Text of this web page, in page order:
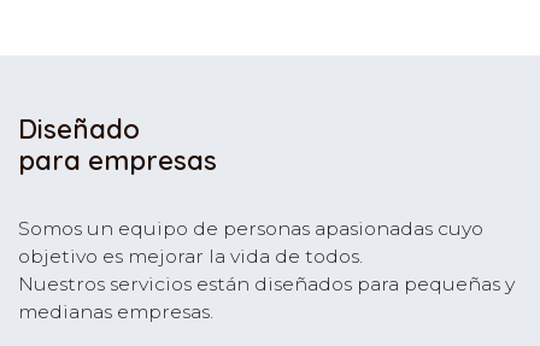
Diseñado
para empresas
Somos un equipo de personas apasionadas cuyo
objetivo es mejorar la vida de todos.
Nuestros servicios están diseñados para pequeñas y
medianas empresas.